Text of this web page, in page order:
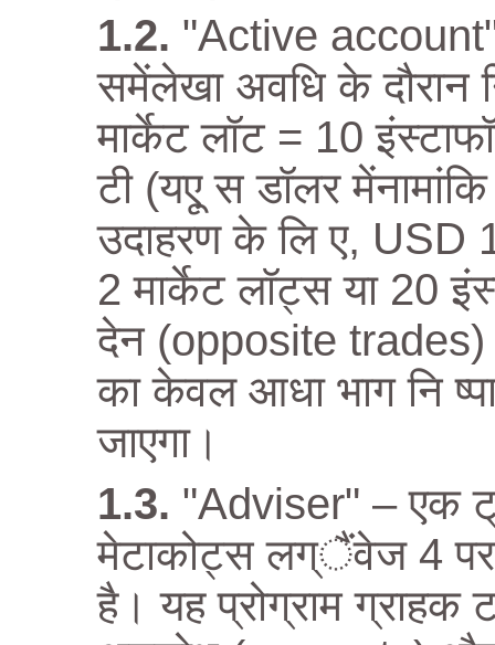
"Active account"
समेंलेखा अवधि के दौरान
मार्केट लॉट = 10
टी (यएू स डॉलर
उदाहरण के लि ए, USD
2 मार्केट लॉट्स या 20
देन (opposite trades)
का केवल आधा भाग नि
जाएगा।
"Adviser" – एक
मेटाकोट्स लग्ैंवेज 4 पर
है। यह प्रोग्राम ग्राहक